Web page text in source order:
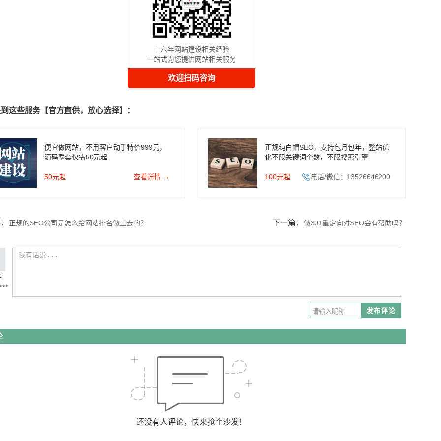
十六年网站建设相关经验
一站式为您提供网站相关服务
欢迎扫码咨询
这些服务【官方直供，放心选择】：
便宜做网站，不用客户动手特价999元，
源码整套仅需50元起
50元起 查看详情 →
正规纯白帽SEO，支持包月包年，整站优
化不限关键词个数，不限搜索引擎
100元起 电话/微信：13526646200
正规的SEO公司是怎么给网站排名做上去的？ 下一篇： 做301重定向对SEO会有帮助吗？
发布评论
还没有人评论，快来抢个沙发！